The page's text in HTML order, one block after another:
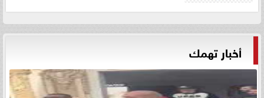
أخبار تهمك